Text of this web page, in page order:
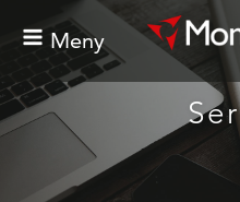
Meny